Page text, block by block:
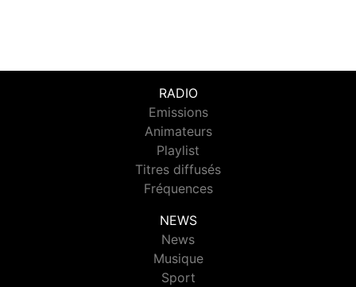
RADIO
Emissions
Animateurs
Playlist
Titres diffusés
Fréquences
NEWS
News
Musique
Sport